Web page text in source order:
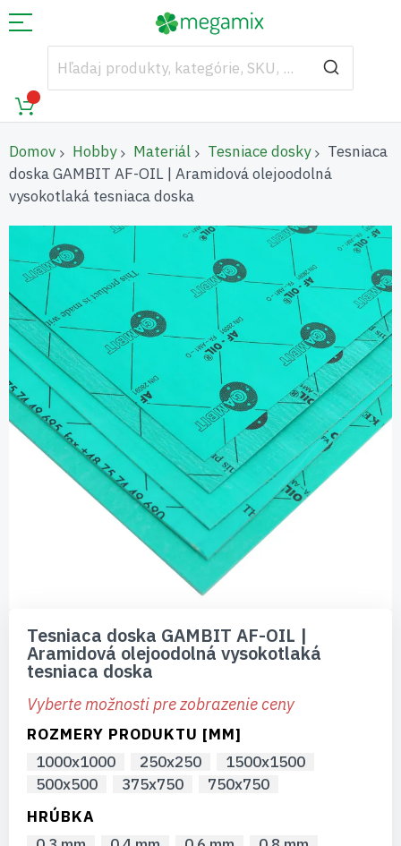
Domov Hobby Materiál Tesniace dosky
Tesniaca
doska GAMBIT AF-OIL | Aramidová olejoodolná
vysokotlaká tesniaca doska
Preskočiť
koniec
galérie
obrázkov
začiatok
galérie
obrázkov
Tesniaca doska GAMBIT AF-OIL |
Aramidová olejoodolná vysokotlaká
tesniaca doska
Vyberte možnosti pre zobrazenie ceny
ROZMERY PRODUKTU [MM]
1000x1000
250x250
1500x1500
500x500
375x750
750x750
HRÚBKA